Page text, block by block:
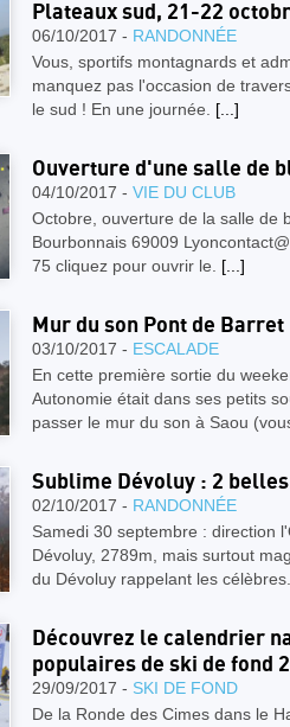
Plateaux sud, 21-22
06/10/2017 - RANDONNÉE
Vous, sportifs montagnards et
manquez pas l'occasion de
le sud ! En une journée. [...]
Ouverture d'une salle de
04/10/2017 - VIE DU CLUB
Octobre, ouverture de la salle de
Bourbonnais 69009
75 cliquez pour ouvrir le. [...]
Mur du son Pont de Barret
03/10/2017 - ESCALADE
En cette première sortie du
Autonomie était dans ses petits
passer le mur du son à Saou
Sublime Dévoluy : 2
02/10/2017 - RANDONNÉE
Samedi 30 septembre : direction
Dévoluy, 2789m, mais surtout
du Dévoluy rappelant les
Découvrez le calendrier
populaires de ski de fond
29/09/2017 - SKI DE FOND
De la Ronde des Cimes dans le